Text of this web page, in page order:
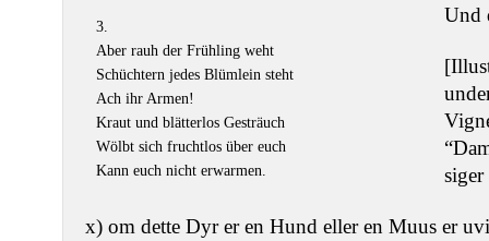
3.
Aber rauh der Frühling weht
Schüchtern jedes Blümlein steht
Ach ihr Armen!
Kraut und blätterlos Gesträuch
Wölbt sich fruchtlos über euch
Kann euch nicht erwarmen.
Und
x) om dette Dyr er en Hund eller en Muus er